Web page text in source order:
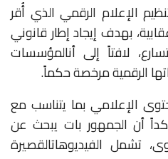
الإعلام الرقمي الذي أُقر
بهدف إيجادإطارقانوني
لافتاً إلى أنالمؤسسات
الرقميةمرخصةحكماً.
الإعلامي بما يتناسب مع
أن الجمهور بات يبحث عن
تشمل الفيديوهاتالقصيرة